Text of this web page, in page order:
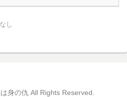
し
身の仇 All Rights Reserved.